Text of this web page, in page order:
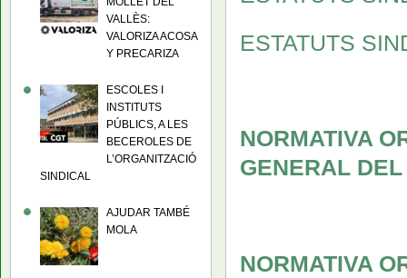
ESTATUTS
NORMATIVA
GENERAL
NORMATIVA
VALLÈS:
VALORIZA ACOSA
Y PRECARIZA
ESCOLES I
INSTITUTS
PÚBLICS, A LES
BECEROLES DE
L’ORGANITZACIÓ
SINDICAL
AJUDAR TAMBÉ
MOLA